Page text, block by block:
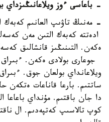
- باعاسى ءوز ويلاعانىڭىزداي
- مەنىڭ تاۋىپ العانىم
ادەتتە كەبەك التىن مەن
ەكەن. التىنىڭىز قانشالىق
جوعارى بولادى ەكەن.
ويلاعانداي بولعان جوق.
ساتتىم. بارعا قاناعات ەتكەن
دا جان باقتىم. مۇنداي باعاعا
كوپ تالاسىپ كەتپەدىم. ال